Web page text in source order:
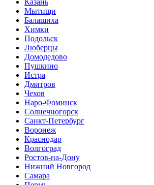
Казань
Мытищи
Балашиха
Химки
Подольск
Люберцы
Домодедово
Пушкино
Истра
Дмитров
Чехов
Наро-Фоминск
Солнечногорск
Санкт-Петербург
Воронеж
Краснодар
Волгоград
Ростов-на-Дону
Нижний Новгород
Самара